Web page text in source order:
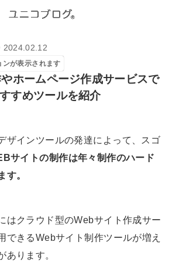
2024.02.12
ンが表示されます
ホームページ作成サービスで
すめツールを紹介
ザインツールの発達によって、スゴ
サイトの制作は年々制作のハード
す。
はクラウド型のWebサイト作成サー
できるWebサイト制作ツールが増え
あります。